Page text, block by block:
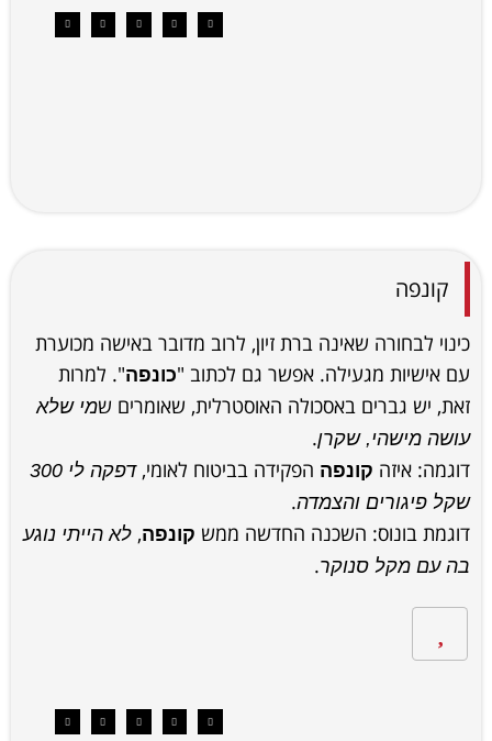
קונפה
כינוי לבחורה שאינה ברת זיון, לרוב מדובר באישה מכוערת
עם אישיות מגעילה. אפשר גם לכתוב "כונפה". למרות
זאת, יש גברים באסכולה האוסטרלית, שאומרים שמי שלא
עושה מישהי, שקרן.
דוגמה: איזה קונפה הפקידה בביטוח לאומי,
דפקה לי 300
שקל פיגורים והצמדה.
דוגמת בונוס: השכנה החדשה ממש קונפה, לא הייתי נוגע
בה עם מקל סנוקר.